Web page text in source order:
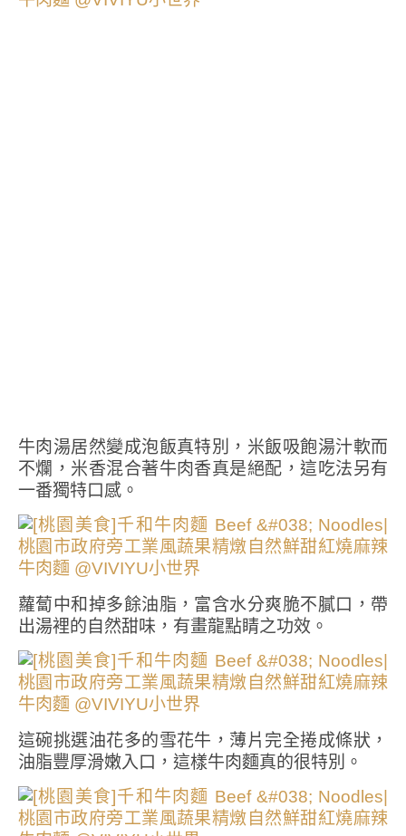
牛肉湯居然變成泡飯真特別，米飯吸飽湯汁軟而
不爛，米香混合著牛肉香真是絕配，這吃法另有
一番獨特口感。
蘿蔔中和掉多餘油脂，富含水分爽脆不膩口，帶
出湯裡的自然甜味，有畫龍點睛之功效。
這碗挑選油花多的雪花牛，薄片完全捲成條狀，
油脂豐厚滑嫩入口，這樣牛肉麵真的很特別。